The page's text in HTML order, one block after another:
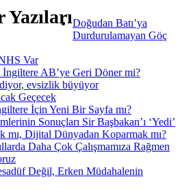
Doğudan Batı’ya
Durdurulamayan Göç
Var
AB’ye Geri Döner mi?
evsizlik büyüyor
Geçecek
İçin Yeni Bir Sayfa mı?
Sonuçları Sir Başbakan’ı ‘Yedi’
mı, Dijital Dünyadan Koparmak mı?
Daha Çok Çalışmamıza Rağmen
Değil, Erken Müdahalenin